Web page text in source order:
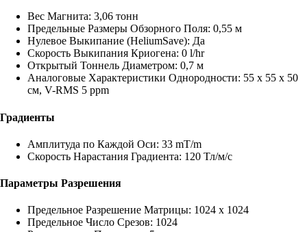
Вес Магнита: 3,06 тонн
Предельные Размеры Обзорного Поля: 0,55 м
Нулевое Выкипание (HeliumSave): Да
Скорость Выкипания Криогена: 0 l/hr
Открытый Тоннель Диаметром: 0,7 м
Аналоговые Характеристики Однородности: 55 x 55 x 50
см, V-RMS 5 ppm
Градиенты
Амплитуда по Каждой Оси: 33 mT/m
Скорость Нарастания Градиента: 120 Тл/м/с
Параметры Разрешения
Предельное Разрешение Матрицы: 1024 x 1024
Предельное Число Срезов: 1024